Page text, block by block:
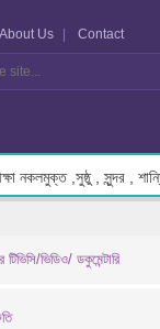
About Us Contact
ভিডিও/ ডকুমেন্টারি